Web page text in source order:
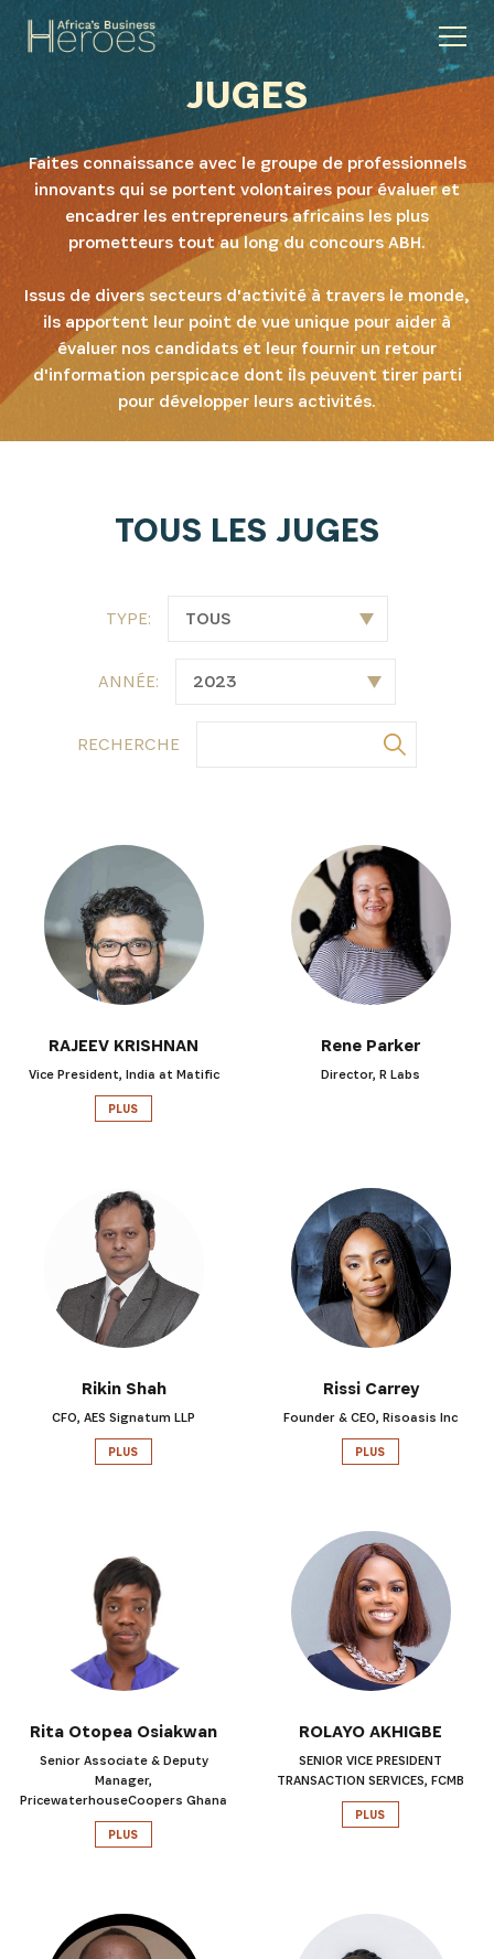
JUGES
Faites connaissance avec le groupe de professionnels
innovants qui se portent volontaires pour évaluer et
encadrer les entrepreneurs africains les plus
prometteurs tout au long du concours ABH.
Issus de divers secteurs d'activité à travers le monde,
ils apportent leur point de vue unique pour aider à
évaluer nos candidats et leur fournir un retour
d'information perspicace dont ils peuvent tirer parti
pour développer leurs activités.
TOUS LES JUGES
TYPE:
ANNÉE:
RECHERCHE
RAJEEV KRISHNAN
Vice President, India at Matific
PLUS
Rene Parker
Director, R Labs
Rikin Shah
CFO, AES Signatum LLP
PLUS
Rissi Carrey
Founder & CEO, Risoasis Inc
PLUS
Rita Otopea Osiakwan
Senior Associate & Deputy
Manager,
PricewaterhouseCoopers Ghana
PLUS
ROLAYO AKHIGBE
SENIOR VICE PRESIDENT
TRANSACTION SERVICES, FCMB
PLUS